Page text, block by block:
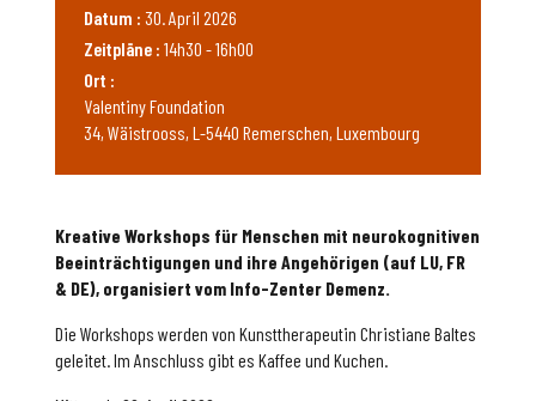
Kreative Workshops für Menschen mit neurokognitiven
Beeinträchtigungen und ihre Angehörigen (auf LU, FR
& DE), organisiert vom Info-Zenter Demenz.
Die Workshops werden von Kunsttherapeutin Christiane Baltes
geleitet. Im Anschluss gibt es Kaffee und Kuchen.
Datum : 30. April 2026
Zeitpläne : 14h30 - 16h00
Ort :
Valentiny Foundation
34, Wäistrooss, L-5440 Remerschen, Luxembourg